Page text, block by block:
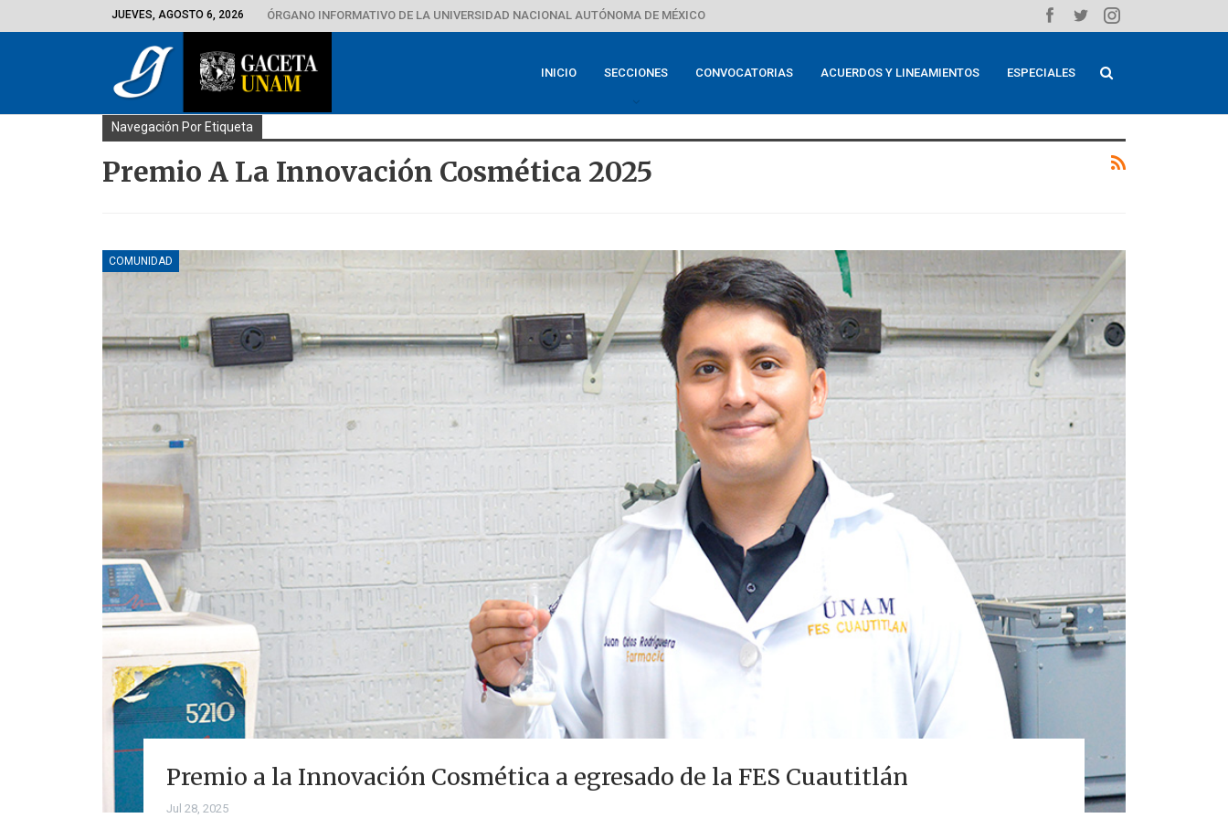
JUEVES, AGOSTO 6, 2026 ÓRGANO INFORMATIVO DE LA UNIVERSIDAD NACIONAL AUTÓNOMA DE MÉXICO
INICIO SECCIONES CONVOCATORIAS ACUERDOS Y LINEAMIENTOS ESPECIALES
Navegación Por Etiqueta
Premio A La Innovación Cosmética 2025
COMUNIDAD
Premio a la Innovación Cosmética a egresado de la FES Cuautitlán
Jul 28, 2025